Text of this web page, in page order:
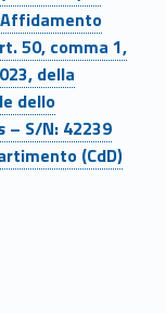
Affidamento
50, comma 1,
della
dello
– S/N: 42239
(CdD)